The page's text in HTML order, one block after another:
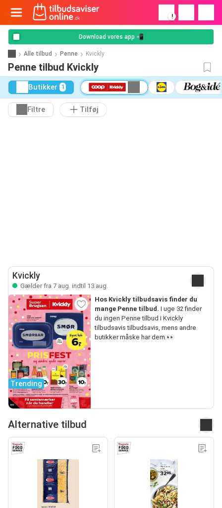
!
Download vores app 📲
Alle tilbud Penne Kvickly
Penne tilbud Kvickly
Butikker 1
Filtre Tilføj
Kvickly
Gælder fra 7 aug. indtil 13 aug.
Trending
Hos Kvickly tilbudsavis finder du
mange Penne tilbud. I uge 32 finder
du ingen Penne tilbud i Kvickly
tilbudsavis tilbudsavis, mens andre
butikker måske har dem.👀
Alternative tilbud